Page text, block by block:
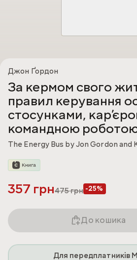
Джон Ґордон
За кермом свого
правил керування
стосунками,
командною
The Energy Bus by Jon Gordon and
357 грн475грн -25%
До кошика
Для передплатників